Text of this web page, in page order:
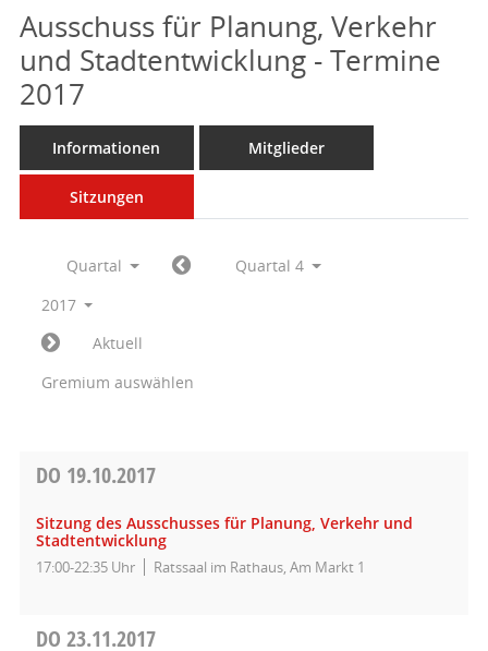
Ausschuss für Planung, Verkehr
und Stadtentwicklung - Termine
2017
Informationen Mitglieder
Sitzungen
Quartal
Quartal 4
2017
Aktuell
Gremium auswählen
DO 19.10.2017
Sitzung des Ausschusses für Planung, Verkehr und
Stadtentwicklung
17:00-22:35 Uhr Ratssaal im Rathaus, Am Markt 1
DO 23.11.2017